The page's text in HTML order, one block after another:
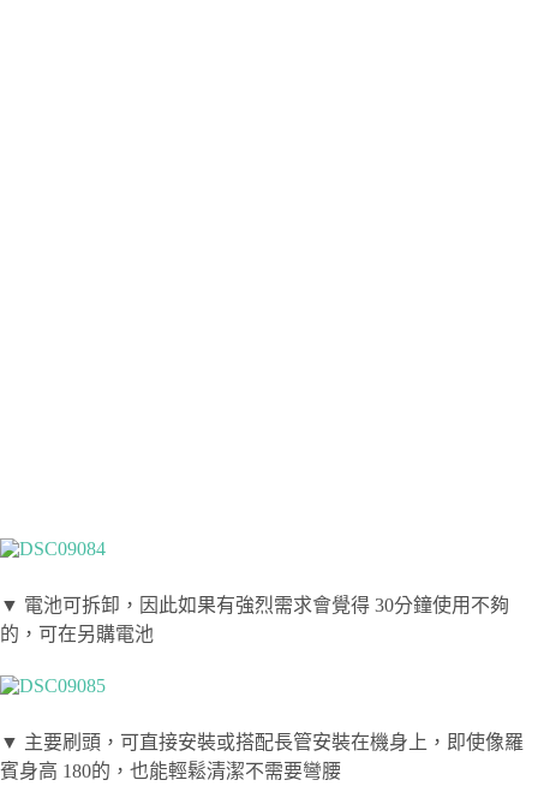
▼ 電池可拆卸，因此如果有強烈需求會覺得 30分鐘使用不夠
的，可在另購電池
▼ 主要刷頭，可直接安裝或搭配長管安裝在機身上，即使像羅
賓身高 180的，也能輕鬆清潔不需要彎腰